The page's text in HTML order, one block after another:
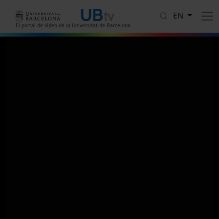
El portal de vídeo de la Universitat de Barcelona
EN